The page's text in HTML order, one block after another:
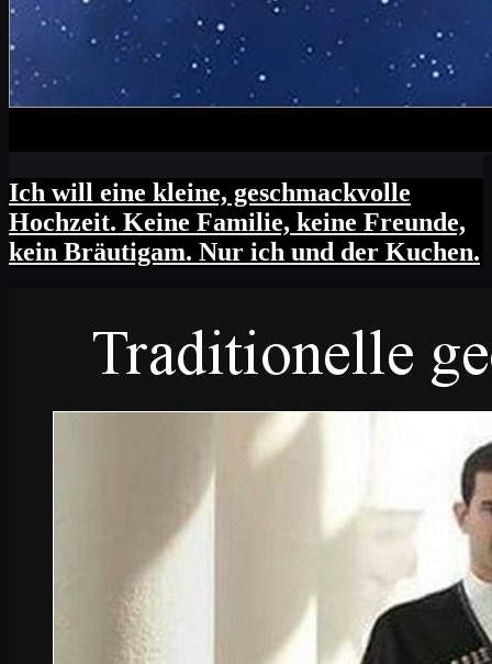
Ich will eine kleine, geschmackvolle
Hochzeit. Keine Familie, keine Freunde,
kein Bräutigam. Nur ich und der Kuchen.